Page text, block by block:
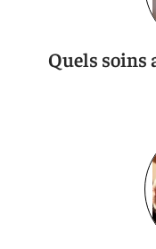
Quels soins